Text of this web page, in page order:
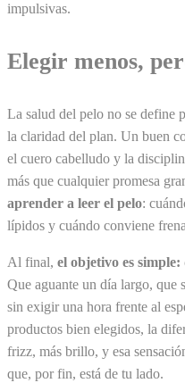
impulsivas.
Elegir menos,
La salud del pelo no se define
la claridad del plan. Un buen
el cuero cabelludo y la
más que cualquier promesa
aprender a leer el pelo:
lípidos y cuándo conviene
Al final, el objetivo es
Que aguante un día largo, que
sin exigir una hora frente al
productos bien elegidos, la
frizz, más brillo, y esa
que, por fin, está de tu lado.